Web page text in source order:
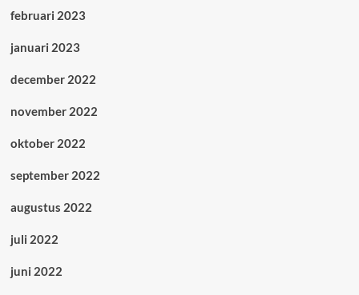
februari 2023
januari 2023
december 2022
november 2022
oktober 2022
september 2022
augustus 2022
juli 2022
juni 2022